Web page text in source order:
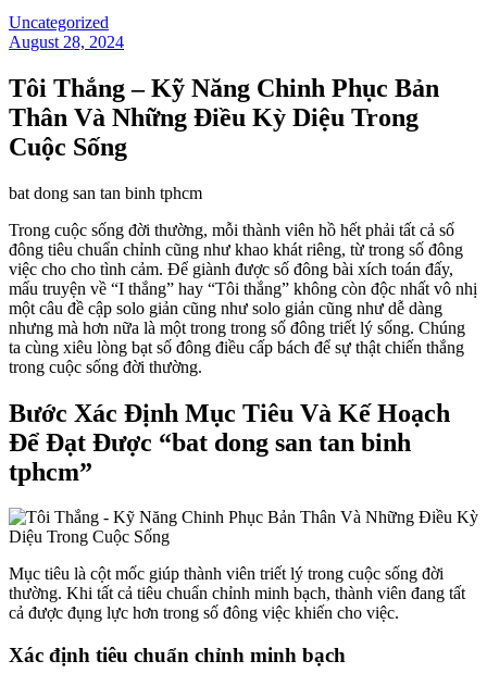
Uncategorized
August 28, 2024
Tôi Thắng – Kỹ Năng Chinh Phục Bản
Thân Và Những Điều Kỳ Diệu Trong
Cuộc Sống
bat dong san tan binh tphcm
Trong cuộc sống đời thường, mỗi thành viên hồ hết phải tất cả số
đông tiêu chuẩn chỉnh cũng như khao khát riêng, từ trong số đông
việc cho cho tình cảm. Để giành được số đông bài xích toán đấy,
mẩu truyện về “I thắng” hay “Tôi thắng” không còn độc nhất vô nhị
một câu đề cập solo giản cũng như solo giản cũng như dễ dàng
nhưng mà hơn nữa là một trong trong số đông triết lý sống. Chúng
ta cùng xiêu lòng bạt số đông điều cấp bách để sự thật chiến thắng
trong cuộc sống đời thường.
Bước Xác Định Mục Tiêu Và Kế Hoạch
Để Đạt Được “bat dong san tan binh
tphcm”
Mục tiêu là cột mốc giúp thành viên triết lý trong cuộc sống đời
thường. Khi tất cả tiêu chuẩn chỉnh minh bạch, thành viên đang tất
cả được đụng lực hơn trong số đông việc khiến cho việc.
Xác định tiêu chuẩn chỉnh minh bạch